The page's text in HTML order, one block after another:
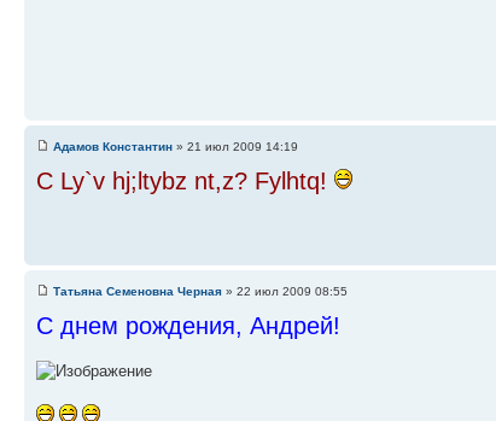
Адамов Константин » 21 июл 2009 14:19
C Ly`v hj;ltybz nt,z? Fylhtq!
Татьяна Семеновна Черная » 22 июл 2009 08:55
С днем рождения, Андрей!